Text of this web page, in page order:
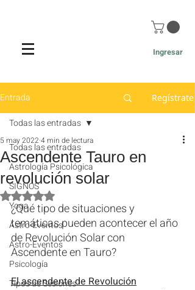
Ingresar
Entrada Regístrate
Todas las entradas
Astrología Psicológica
SIGNOS
Yoga
Astro-Eventos
Astro-Eventos
Psicología
Tipos de Sesiones
Todas las entradas
Ascendente Tauro en
revolución solar
5 may 2022 4 min de lectura
Obtuvo NaN de 5 estrellas.
¿Qué tipo de situaciones y
temáticas pueden acontecer el año
de Revolución Solar con
Ascendente en Tauro?
El ascendente de Revolución